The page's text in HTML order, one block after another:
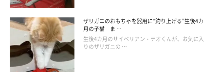
ザリガニのおもちゃを器用に“釣り上げる”生後4カ
月の子猫 ま …
生後4カ月のサイベリアン・テオくんが、お気に入
りのザリガニの …